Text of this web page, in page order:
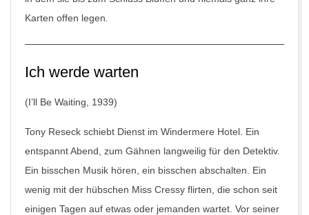
Karten offen legen.
Ich werde warten
(I’ll Be Waiting, 1939)
Tony Reseck schiebt Dienst im Windermere Hotel. Ein
entspannt Abend, zum Gähnen langweilig für den Detektiv.
Ein bisschen Musik hören, ein bisschen abschalten. Ein
wenig mit der hübschen Miss Cressy flirten, die schon seit
einigen Tagen auf etwas oder jemanden wartet. Vor seiner